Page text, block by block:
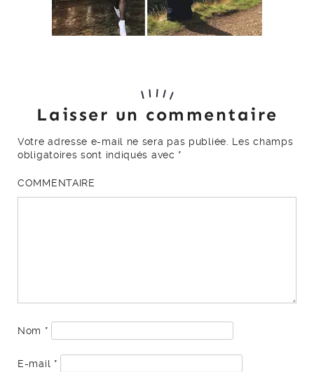
Laisser un commentaire
Votre adresse e-mail ne sera pas publiée.
Les champs
obligatoires sont indiqués avec *
COMMENTAIRE
Nom *
E-mail *